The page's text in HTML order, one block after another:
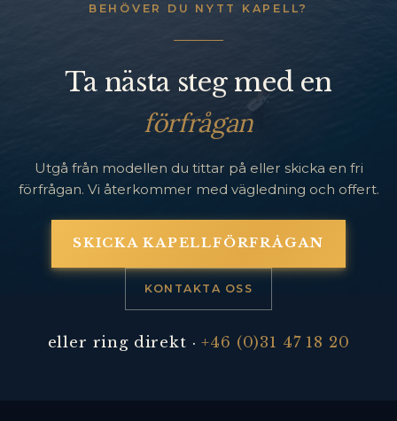
BEHÖVER DU NYTT KAPELL?
Ta nästa steg med en
förfrågan
Utgå från modellen du tittar på eller skicka en fri
förfrågan. Vi återkommer med vägledning och offert.
SKICKA KAPELLFÖRFRÅGAN
KONTAKTA OSS
eller ring direkt ·+46 (0)31 47 18 20